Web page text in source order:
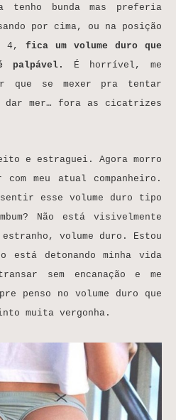
tenho bunda mas preferia
por cima, ou na posição
4,
fica um volume duro que
palpável.
É horrível, me
que se mexer pra tentar
mer… fora as cicatrizes
e estraguei. Agora morro
meu atual companheiro.
sentir esse volume duro tipo
Não está visivelmente
volume duro. Estou
está detonando minha vida
sem encanação e me
penso no volume duro que
muita vergonha.